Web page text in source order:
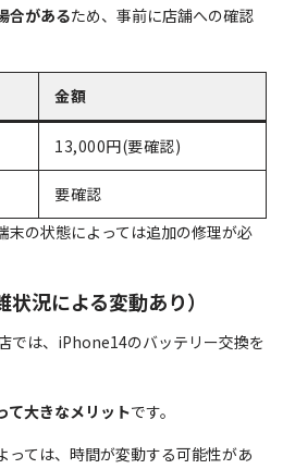
合があるため、事前に店舗への確認
金額
13,000円(要確認)
要確認
末の状態によっては追加の修理が必
況による変動あり）
では、iPhone14のバッテリー交換を
て大きなメリットです。
っては、時間が変動する可能性があ